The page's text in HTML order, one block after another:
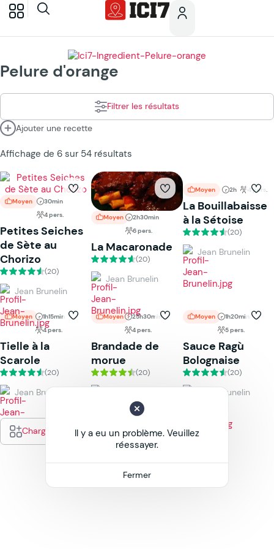
Pelure d'orange
Filtrer les résultats
Ajouter une recette
Affichage de 6 sur 54 résultats
Moyen
30min
4 pers.
Petites Seiches
de Sète au
Chorizo
(20)
Jean Brunelin
Moyen
2h30min
6 pers.
La Macaronade
(20)
Jean Brunelin
Moyen 2h 4 pers.
La Bouillabaisse
à la Sétoise
(20)
Jean Brunelin
Moyen
1h15min
4 pers.
Tielle à la
Scarole
(20)
Jean Brunelin
Moyen
25h30min
4 pers.
Brandade de
morue
(20)
Moyen
1h20min
5 pers.
Sauce Ragù
Bolognaise
(20)
Jean Brunelin
Charger plus
Il y a eu un problème. Veuillez
réessayer.
Fermer